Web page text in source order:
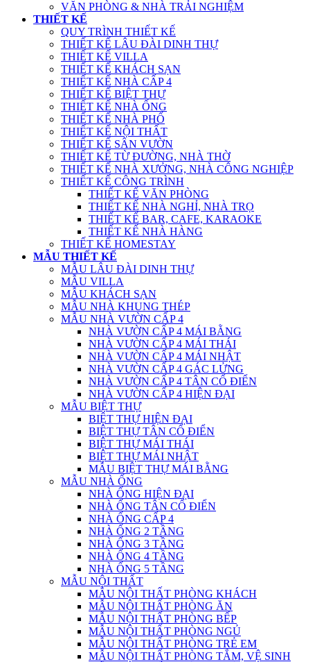
VĂN PHÒNG & NHÀ TRẢI NGHIỆM
THIẾT KẾ
QUY TRÌNH THIẾT KẾ
THIẾT KẾ LÂU ĐÀI DINH THỰ
THIẾT KẾ VILLA
THIẾT KẾ KHÁCH SẠN
THIẾT KẾ NHÀ CẤP 4
THIẾT KẾ BIỆT THỰ
THIẾT KẾ NHÀ ỐNG
THIẾT KẾ NHÀ PHỐ
THIẾT KẾ NỘI THẤT
THIẾT KẾ SÂN VƯỜN
THIẾT KẾ TỪ ĐƯỜNG, NHÀ THỜ
THIẾT KẾ NHÀ XƯỞNG, NHÀ CÔNG NGHIỆP
THIẾT KẾ CÔNG TRÌNH
THIẾT KẾ VĂN PHÒNG
THIẾT KẾ NHÀ NGHỈ, NHÀ TRỌ
THIẾT KẾ BAR, CAFE, KARAOKE
THIẾT KẾ NHÀ HÀNG
THIẾT KẾ HOMESTAY
MẪU THIẾT KẾ
MẪU LÂU ĐÀI DINH THỰ
MẪU VILLA
MẪU KHÁCH SẠN
MẪU NHÀ KHUNG THÉP
MẪU NHÀ VƯỜN CẤP 4
NHÀ VƯỜN CẤP 4 MÁI BẰNG
NHÀ VƯỜN CẤP 4 MÁI THÁI
NHÀ VƯỜN CẤP 4 MÁI NHẬT
NHÀ VƯỜN CẤP 4 GÁC LỬNG
NHÀ VƯỜN CẤP 4 TÂN CỔ ĐIỂN
NHÀ VƯỜN CẤP 4 HIỆN ĐẠI
MẪU BIỆT THỰ
BIỆT THỰ HIỆN ĐẠI
BIỆT THỰ TÂN CỔ ĐIỂN
BIỆT THỰ MÁI THÁI
BIỆT THỰ MÁI NHẬT
MẪU BIỆT THỰ MÁI BẰNG
MẪU NHÀ ỐNG
NHÀ ỐNG HIỆN ĐẠI
NHÀ ỐNG TÂN CỔ ĐIỂN
NHÀ ỐNG CẤP 4
NHÀ ỐNG 2 TẦNG
NHÀ ỐNG 3 TẦNG
NHÀ ỐNG 4 TẦNG
NHÀ ỐNG 5 TẦNG
MẪU NỘI THẤT
MẪU NỘI THẤT PHÒNG KHÁCH
MẪU NỘI THẤT PHÒNG ĂN
MẪU NỘI THẤT PHÒNG BẾP
MẪU NỘI THẤT PHÒNG NGỦ
MẪU NỘI THẤT PHÒNG TRẺ EM
MẪU NỘI THẤT PHÒNG TẮM, VỆ SINH